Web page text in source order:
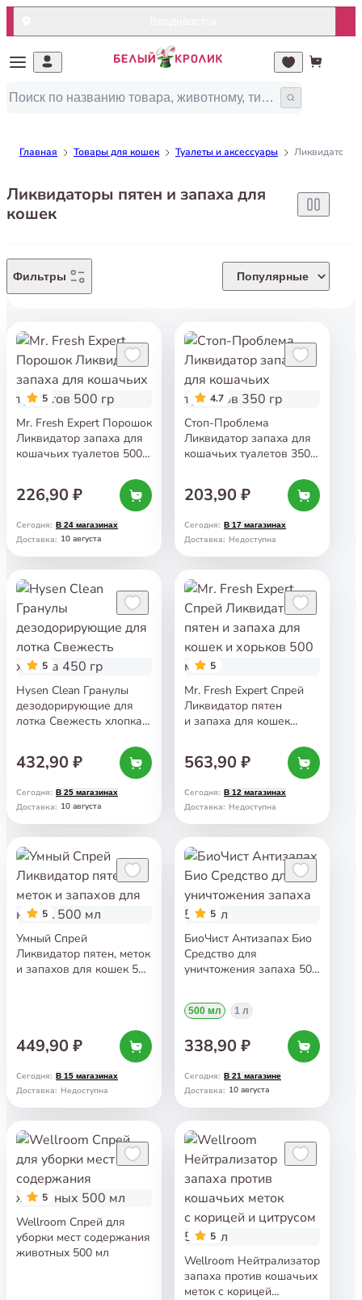
Главная Товары для кошек Туалеты и аксессуары Ликвидаторы
Ликвидаторы пятен и запаха для
кошек
Фильтры Популярные
5
Mr. Fresh Expert Порошок
Ликвидатор запаха для
кошачьих туалетов 500
226,90 ₽
Сегодня: В 24 магазинах
Доставка: 10 августа
4.7
Стоп-Проблема
Ликвидатор запаха для
кошачьих туалетов 350
203,90 ₽
Сегодня: В 17 магазинах
Доставка: Недоступна
5
Hysen Clean Гранулы
дезодорирующие для
лотка Свежесть хлопка
432,90 ₽
Сегодня: В 25 магазинах
Доставка: 10 августа
5
Mr. Fresh Expert Спрей
Ликвидатор пятен
и запаха для кошек
563,90 ₽
Сегодня: В 12 магазинах
Доставка: Недоступна
5
Умный Спрей
Ликвидатор пятен, меток
и запахов для кошек 500
449,90 ₽
Сегодня: В 15 магазинах
Доставка: Недоступна
5
БиоЧист Антизапах Био
Средство для
уничтожения запаха 500
500 мл 1 л
338,90 ₽
Сегодня: В 21 магазине
Доставка: 10 августа
5
Wellroom Спрей для
уборки мест содержания
животных 500 мл
5
Wellroom Нейтрализатор
запаха против кошачьих
меток с корицей